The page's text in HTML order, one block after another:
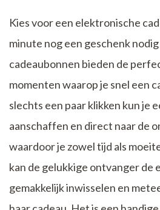
Kies voor een elektronische
minute nog een geschenk
cadeaubonnen bieden de
momenten waarop je snel een
slechts een paar klikken kun je
aanschaffen en direct naar de
waardoor je zowel tijd als
kan de gelukkige ontvanger de
gemakkelijk inwisselen en